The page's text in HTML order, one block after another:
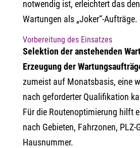
notwendig ist, erleichtert das
Wartungen als „Joker“-Aufträge.
Vorbereitung des Einsatzes
Selektion der anstehenden
Erzeugung der
zumeist auf Monatsbasis, eine
nach geforderter Qualifikation
Für die Routenoptimierung hilft
nach Gebieten, Fahrzonen, PLZ-
Hausnummer.